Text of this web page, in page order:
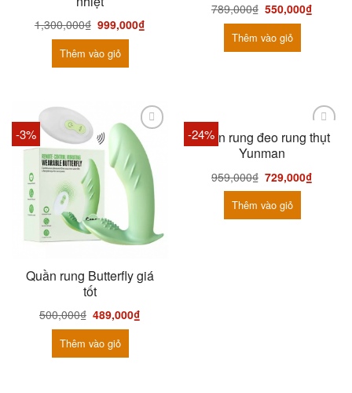
1,300,000₫ 999,000₫
Thêm vào giỏ
789,000₫ 550,000₫
Thêm vào giỏ
-3%
Quần rung Butterfly giá
tốt
500,000₫ 489,000₫
Thêm vào giỏ
-24%
Quần rung đeo rung thụt
Yunman
959,000₫ 729,000₫
Thêm vào giỏ